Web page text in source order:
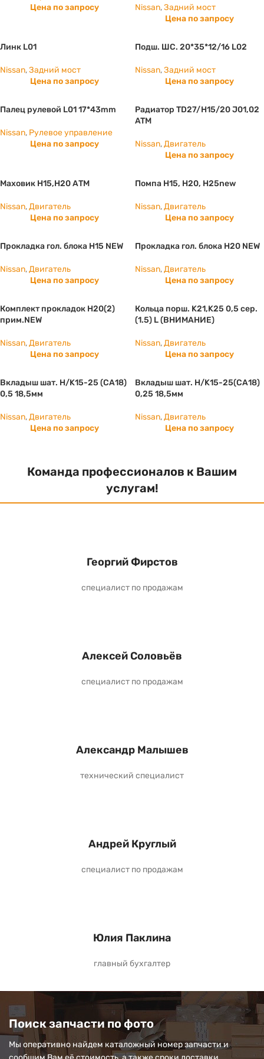
Цена по запросу
Nissan,Задний мост
Цена по запросу
Линк L01
Nissan,Задний мост
Цена по запросу
Подш. ШС. 20*35*12/16 L02
Nissan,Задний мост
Цена по запросу
Палец рулевой L01 17*43mm
Nissan, Рулевое управление
Цена по запросу
Радиатор TD27/H15/20 J01,02
ATM
Nissan,Двигатель
Цена по запросу
Маховик Н15,Н20 АТМ
Nissan,Двигатель
Цена по запросу
Помпа H15, Н20, Н25new
Nissan,Двигатель
Цена по запросу
Прокладка гол. блока H15 NEW
Nissan,Двигатель
Цена по запросу
Прокладка гол. блока H20 NEW
Nissan,Двигатель
Цена по запросу
Комплект прокладок H20(2)
прим.NEW
Nissan,Двигатель
Цена по запросу
Кольца порш. K21,K25 0,5 сер.
(1.5) L (ВНИМАНИЕ)
Nissan,Двигатель
Цена по запросу
Вкладыш шат. Н/K15-25 (СА18)
0,5 18,5мм
Nissan,Двигатель
Цена по запросу
Вкладыш шат. Н/K15-25(СА18)
0,25 18,5мм
Nissan,Двигатель
Цена по запросу
Команда профессионалов к Вашим
услугам!
Георгий Фирстов
специалист по продажам
Алексей Соловьёв
специалист по продажам
Александр Малышев
технический специалист
Андрей Круглый
специалист по продажам
Юлия Паклина
главный бухгалтер
Поиск запчасти по фото
Мы оперативно найдем каталожный номер запчасти и